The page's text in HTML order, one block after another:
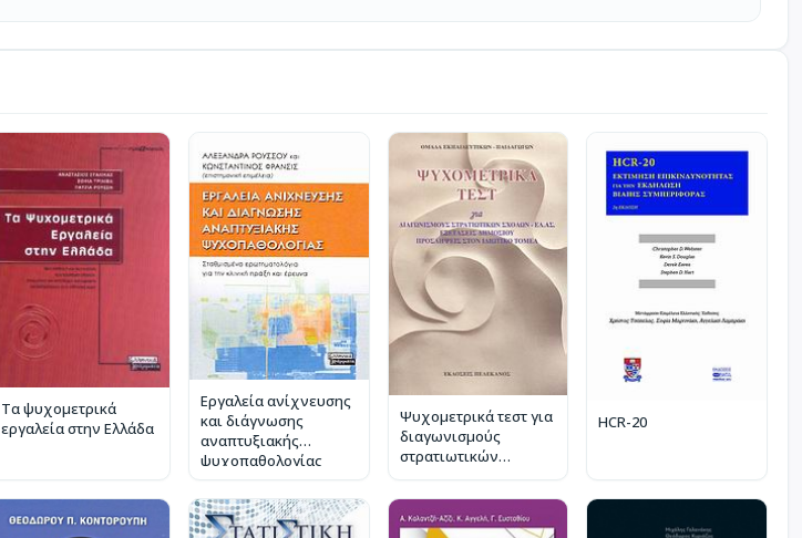
Τα ψυχομετρικά
εργαλεία στην Ελλάδα
Εργαλεία ανίχνευσης
και διάγνωσης
αναπτυξιακής
ψυχοπαθολογίας
Ψυχομετρικά τεστ για
διαγωνισμούς
στρατιωτικών
εξετάσεις δημοσίου,
προσλήψεις στον
HCR-20